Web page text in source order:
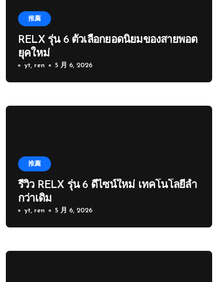
推薦
RELX รุ่น 6 ตัวเลือกยอดนิยมของสายพอต
ยุคใหม่
yt, ren 5 月 6, 2026
推薦
รีวิว RELX รุ่น 6 ดีไซน์ใหม่ เทคโนโลยีล้ำ
กว่าเดิม
yt, ren 5 月 6, 2026